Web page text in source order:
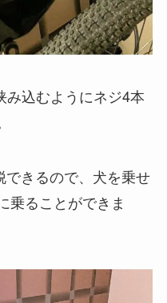
込むようにネジ4本
きるので、犬を乗せ
乗ることができま